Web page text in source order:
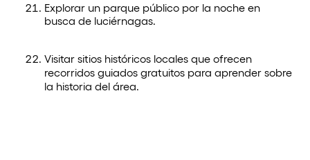
Explorar un parque público por la noche en
busca de luciérnagas.
Visitar sitios históricos locales que ofrecen
recorridos guiados gratuitos para aprender sobre
la historia del área.